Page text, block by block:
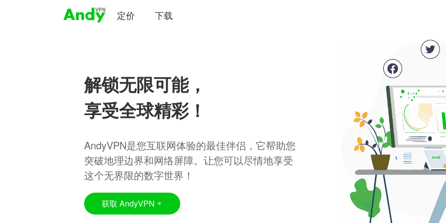
定价 下载
解锁无限可能，
享受全球精彩！
AndyVPN是您互联网体验的最佳伴侣，它帮助您
突破地理边界和网络屏障。让您可以尽情地享受
这个无界限的数字世界！
获取 AndyVPN